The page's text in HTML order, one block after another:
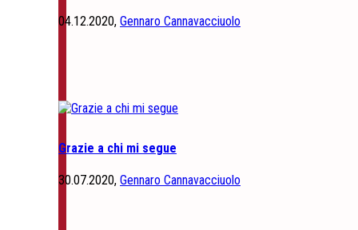
04.12.2020, Gennaro Cannavacciuolo
Grazie a chi mi segue
30.07.2020, Gennaro Cannavacciuolo